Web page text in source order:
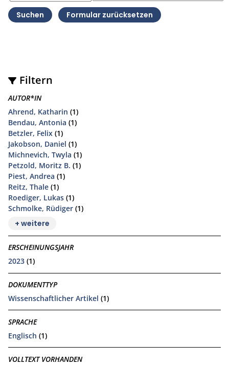
Filtern
AUTOR*IN
Ahrend, Katharin (1)
Bendau, Antonia (1)
Betzler, Felix (1)
Jakobson, Daniel (1)
Michnevich, Twyla (1)
Petzold, Moritz B. (1)
Piest, Andrea (1)
Reitz, Thale (1)
Roediger, Lukas (1)
Schmolke, Rüdiger (1)
+ weitere
ERSCHEINUNGSJAHR
2023 (1)
DOKUMENTTYP
Wissenschaftlicher Artikel (1)
SPRACHE
Englisch (1)
VOLLTEXT VORHANDEN